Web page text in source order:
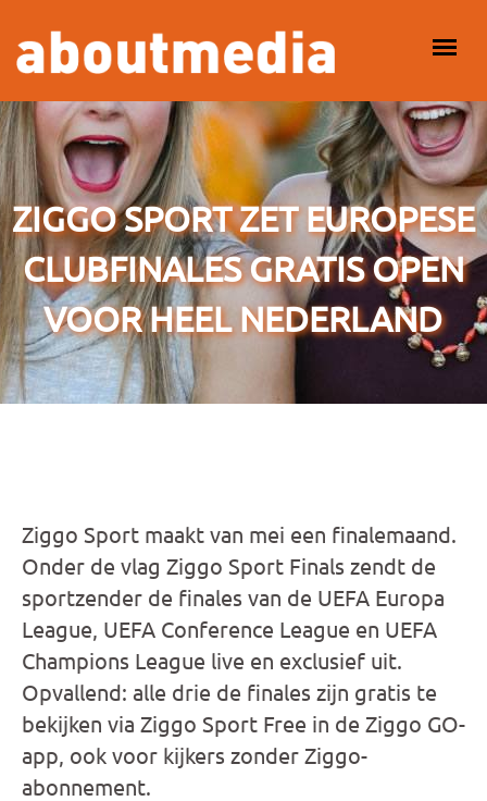
HOOFDMENU
ZIGGO SPORT ZET EUROPESE
CLUBFINALES GRATIS OPEN
VOOR HEEL NEDERLAND
Ziggo Sport maakt van mei een finalemaand.
Onder de vlag Ziggo Sport Finals zendt de
sportzender de finales van de UEFA Europa
League, UEFA Conference League en UEFA
Champions League live en exclusief uit.
Opvallend: alle drie de finales zijn gratis te
bekijken via Ziggo Sport Free in de Ziggo GO-
app, ook voor kijkers zonder Ziggo-
abonnement.